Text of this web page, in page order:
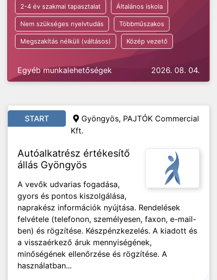
2-4 év szakmai tapasztalat Általános iskola
Nem szükséges nyelvtudás Többműszakos
Megszakítás nélküli (váltásos) Közép vezető
Egyéb munkalehetőségek 2026. 08. 04.
START
Gyöngyös, PAJTÓK Commercial
Kft.
Autóalkatrész értékesítő
állás Gyöngyös
A vevők udvarias fogadása,
gyors és pontos kiszolgálása,
naprakész információk nyújtása. Rendelések
felvétele (telefonon, személyesen, faxon, e-mail-
ben) és rögzítése. Készpénzkezelés. A kiadott és
a visszaérkező áruk mennyiségének,
minőségének ellenőrzése és rögzítése. A
használatban...